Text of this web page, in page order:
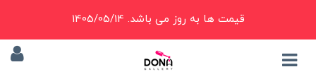
قیمت ها به روز می باشد. 1405/05/14